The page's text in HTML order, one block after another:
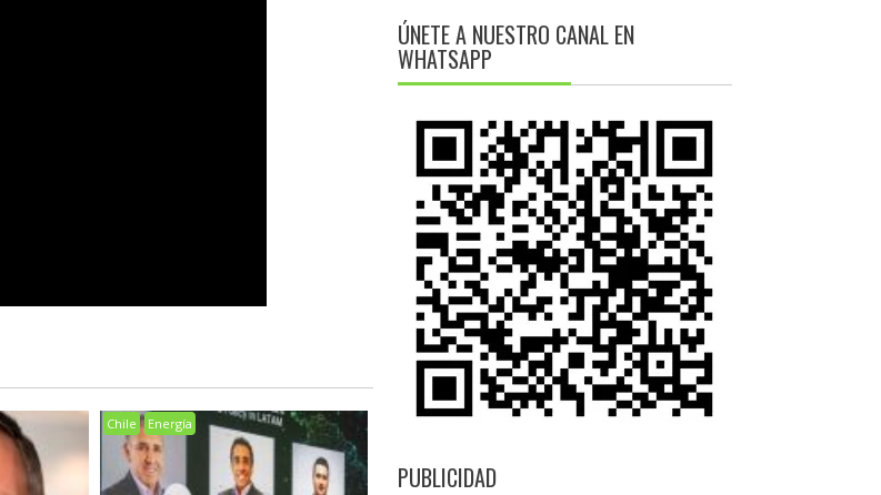
Chile Energía
ÚNETE A NUESTRO CANAL EN
WHATSAPP
PUBLICIDAD